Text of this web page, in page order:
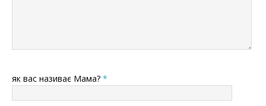
як вас називає Мама? *